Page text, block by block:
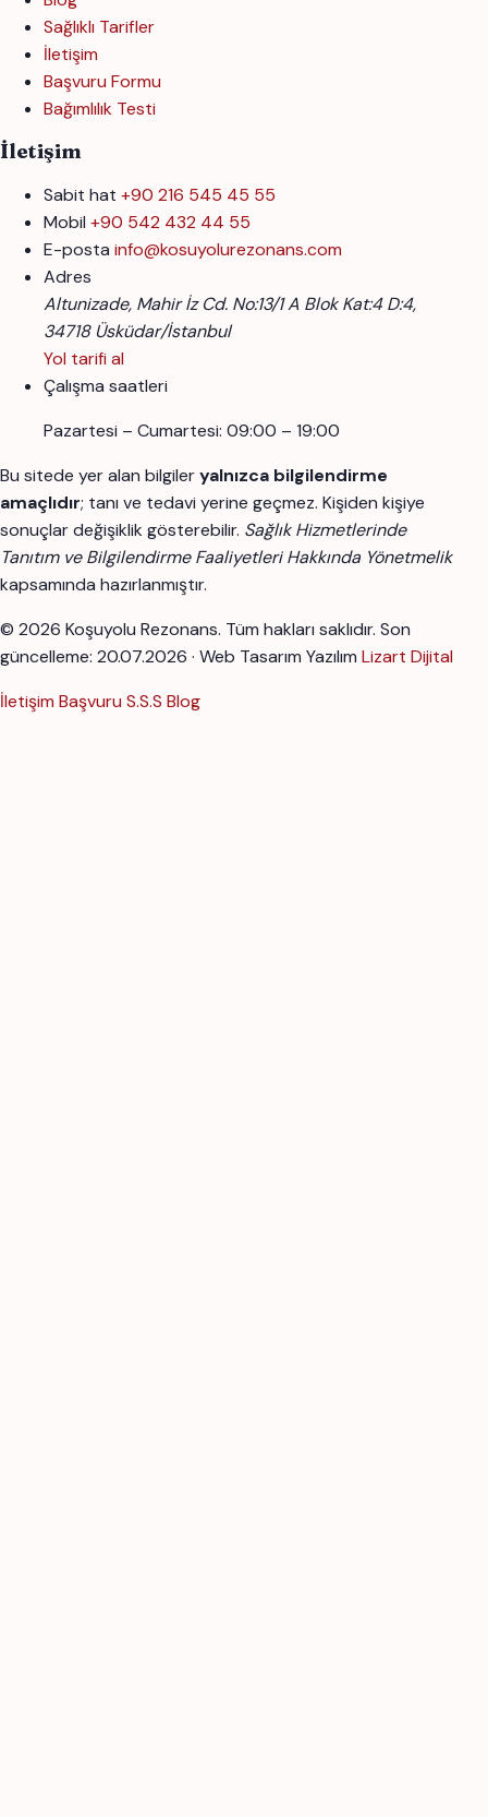
Sağlıklı Tarifler
İletişim
Başvuru Formu
Bağımlılık Testi
İletişim
Sabit hat +90 216 545 45 55
Mobil +90 542 432 44 55
E-posta info@kosuyolurezonans.com
Adres
Altunizade, Mahir İz Cd. No:13/1 A Blok Kat:4 D:4,
34718 Üsküdar/İstanbul
Yol tarifi al
Çalışma saatleri
Pazartesi – Cumartesi: 09:00 – 19:00
Bu sitede yer alan bilgileryalnızca bilgilendirme
amaçlıdır; tanı ve tedavi yerine geçmez. Kişiden kişiye
sonuçlar değişiklik gösterebilir. Sağlık Hizmetlerinde
Tanıtım ve Bilgilendirme Faaliyetleri Hakkında Yönetmelik
kapsamında hazırlanmıştır.
© 2026 Koşuyolu Rezonans. Tüm hakları saklıdır. Son
güncelleme: 20.07.2026 · Web Tasarım Yazılım Lizart Dijital
İletişim Başvuru S.S.S Blog